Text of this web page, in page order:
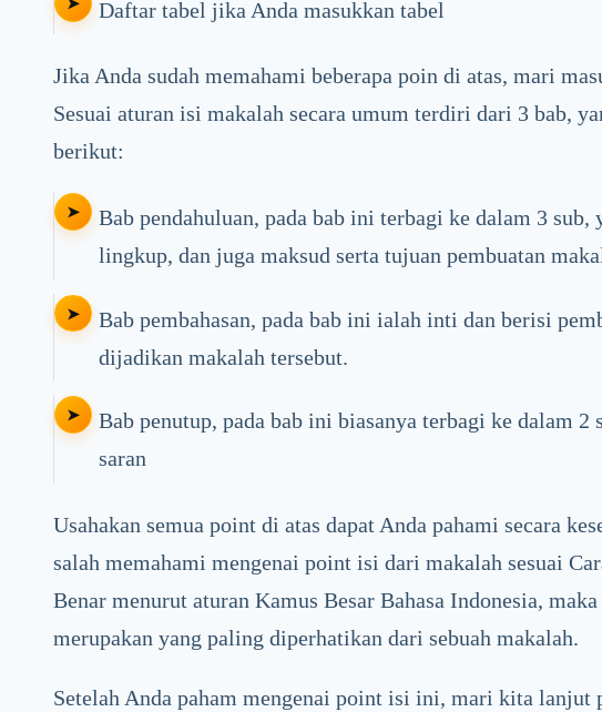
Daftar tabel jika Anda masukkan tabel
Jika Anda sudah memahami beberapa poin di atas, mari
Sesuai aturan isi makalah secara umum terdiri dari 3 bab,
berikut:
Bab pendahuluan, pada bab ini terbagi ke dalam 3
lingkup, dan juga maksud serta tujuan pembuatan
Bab pembahasan, pada bab ini ialah inti dan berisi
dijadikan makalah tersebut.
Bab penutup, pada bab ini biasanya terbagi ke dalam
saran
Usahakan semua point di atas dapat Anda pahami secara
salah memahami mengenai point isi dari makalah sesuai
Benar menurut aturan Kamus Besar Bahasa Indonesia,
merupakan yang paling diperhatikan dari sebuah makalah.
Setelah Anda paham mengenai point isi ini, mari kita lanjut